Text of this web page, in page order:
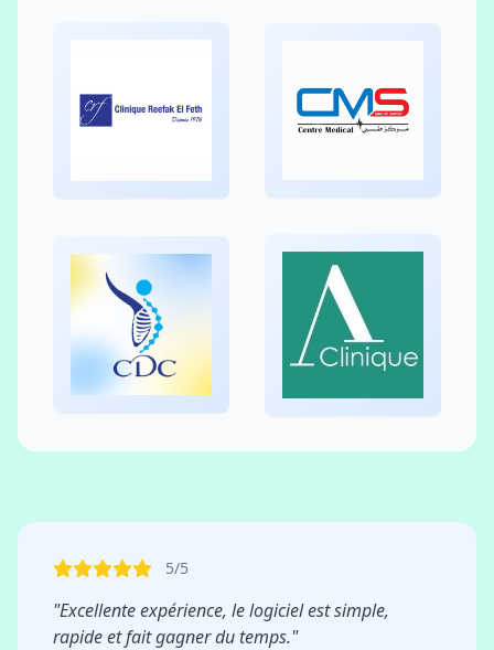
5/5
"Excellente expérience, le logiciel est simple,
rapide et fait gagner du temps."